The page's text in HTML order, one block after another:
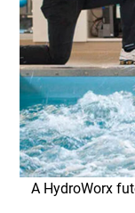
A HydroWorx